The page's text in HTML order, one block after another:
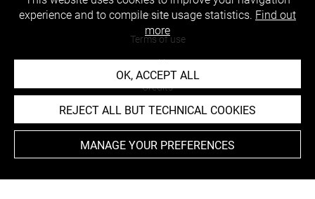
Contact Us
Terms of use
Cookies
Credits
Accessibility : non compliant
experience and to compile site usage statistics. Find out
more
OK, ACCEPT ALL
REJECT ALL BUT TECHNICAL COOKIES
MANAGE YOUR PREFERENCES